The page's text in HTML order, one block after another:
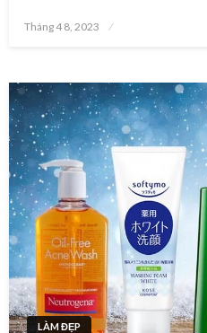
Posted
Tháng 4 8, 2023
LÀM ĐẸP